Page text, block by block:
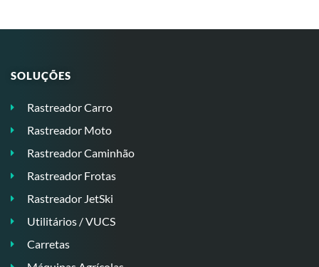
SOLUÇÕES
Rastreador Carro
Rastreador Moto
Rastreador Caminhão
Rastreador Frotas
Rastreador JetSki
Utilitários / VUCS
Carretas